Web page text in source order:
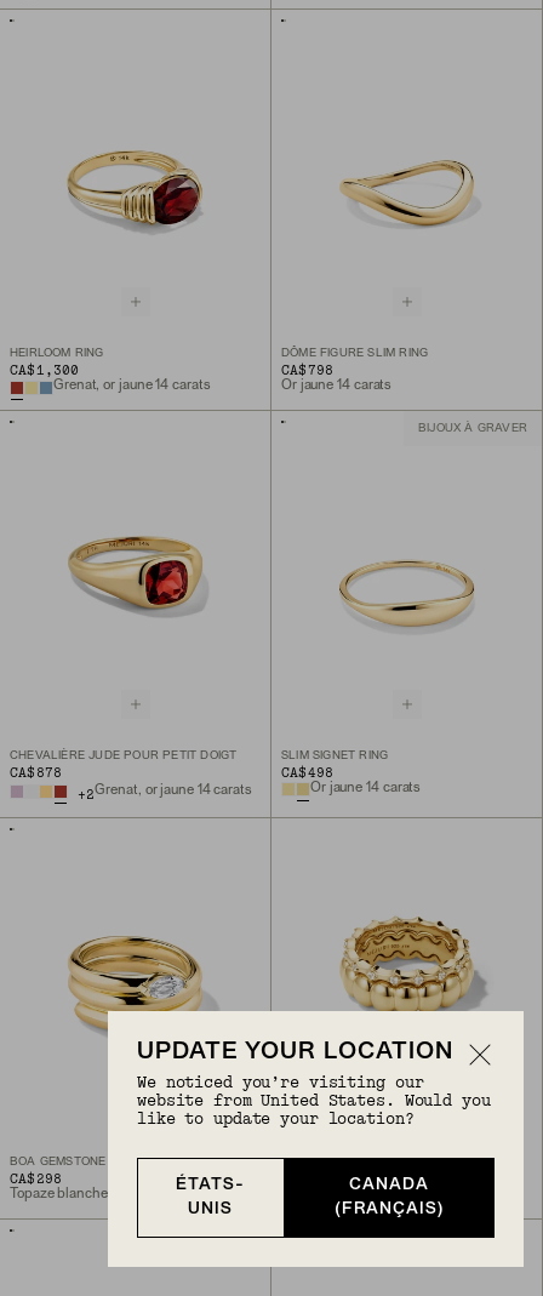
HEIRLOOM RING
CA$1,300
Grenat, or jaune 14 carats
DÔME FIGURE SLIM RING
CA$798
Or jaune 14 carats
CHEVALIÈRE JUDE POUR PETIT DOIGT
CA$878
+2Grenat, or jaune 14 carats
BIJOUX À GRAVER
SLIM SIGNET RING
CA$498
Or jaune 14 carats
BOA GEMSTONE COIL RING
CA$298
CLASSIC CHARLOTTE STACKER SET
UPDATE YOUR LOCATION
We noticed you’re visiting our
website from United States. Would you
like to update your location?
ÉTATS-
UNIS
CANADA
(FRANÇAIS)